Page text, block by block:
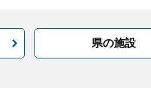
県の施設